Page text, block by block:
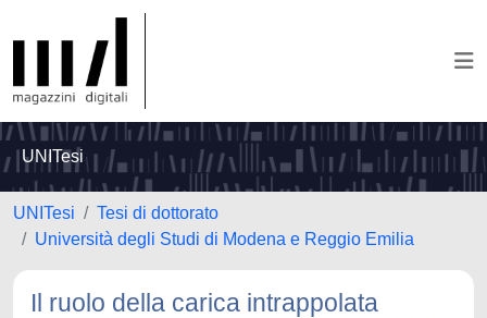
UNITesi
UNITesi
Tesi di dottorato
Università degli Studi di Modena e Reggio Emilia
Il ruolo della carica intrappolata